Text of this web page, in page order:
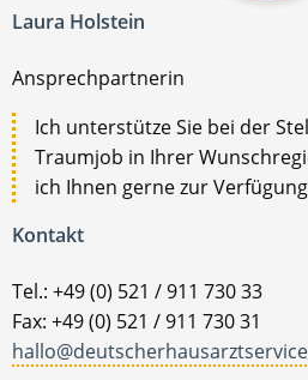
Laura Holstein
Ansprechpartnerin
Ich unterstütze Sie bei der
Traumjob in Ihrer
ich Ihnen gerne zur
Kontakt
Tel.: +49 (0) 521 / 911 730 33
Fax: +49 (0) 521 / 911 730 31